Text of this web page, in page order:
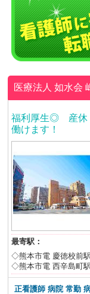
医療法人 如水会
福利厚生◎ 産休
働けます！
最寄駅：
◇熊本市電 慶徳校前
◇熊本市電 西辛島町
正看護師 病院 常勤